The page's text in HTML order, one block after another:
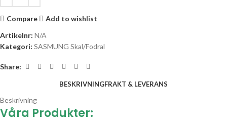
Compare
Add to wishlist
Artikelnr: N/A
Kategori: SASMUNG Skal/Fodral
Share:
BESKRIVNINGFRAKT & LEVERANS
Beskrivning
Våra Produkter: